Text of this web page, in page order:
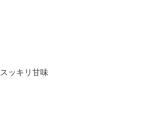
スッキリ 甘味